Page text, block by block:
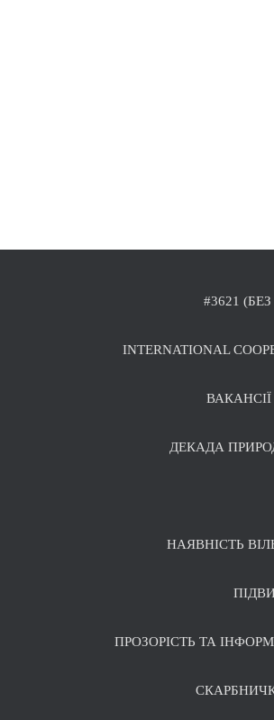
#3621
INTERNATIONAL
ВАКАНСІЇ
ДЕКАДА
НАЯВНІСТЬ
ПРОЗОРІСТЬ ТА